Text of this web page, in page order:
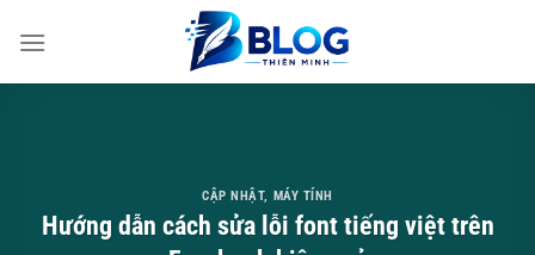
qua
CẬP NHẬT, MÁY TÍNH
Hướng dẫn cách sửa lỗi font tiếng việt trên